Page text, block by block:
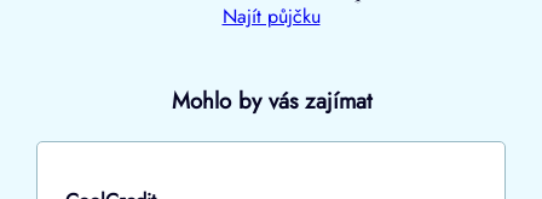
Najít půjčku
Mohlo by vás zajímat